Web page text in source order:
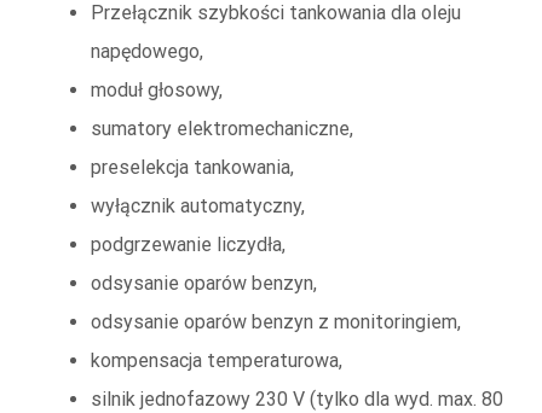
Przełącznik szybkości tankowania dla oleju
napędowego,
moduł głosowy,
sumatory elektromechaniczne,
preselekcja tankowania,
wyłącznik automatyczny,
podgrzewanie liczydła,
odsysanie oparów benzyn,
odsysanie oparów benzyn z monitoringiem,
kompensacja temperaturowa,
silnik jednofazowy 230 V (tylko dla wyd. max. 80